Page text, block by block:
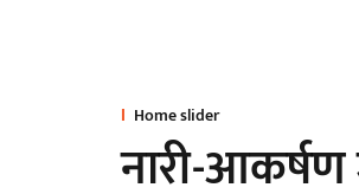
Home slider
नारी-आकर्षण